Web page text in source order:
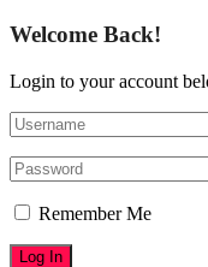
Welcome Back!
Login to your account
Remember Me